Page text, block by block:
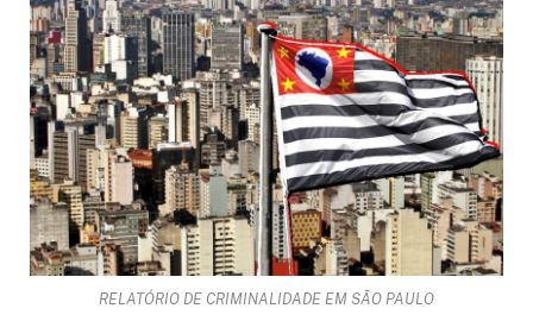
RELATÓRIO DE CRIMINALIDADE EM SÃO PAULO